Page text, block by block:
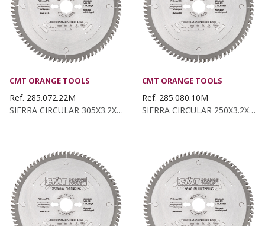
CMT ORANGE TOOLS
Ref. 285.072.22M
SIERRA CIRCULAR 305X3.2X30 Z:72 ATB 15°
CMT ORANGE TOOLS
Ref. 285.080.10M
SIERRA CIRCULAR 250X3.2X30 Z:80 ATB 15°...